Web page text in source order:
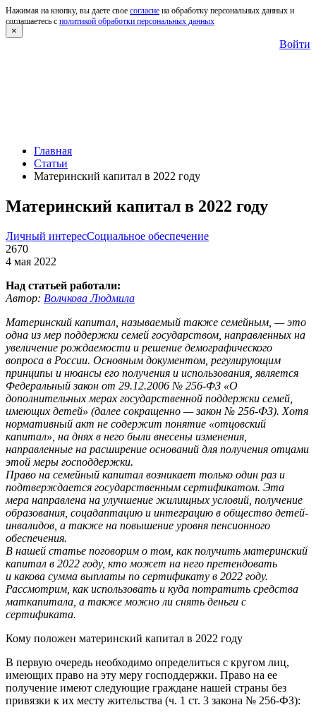
Нажимая на кнопку, вы даете свое согласие на обработку персональных данных и
соглашаетесь с политикой обработки персональных данных
×
Войти
Главная
Статьи
Материнский капитал в 2022 году
Материнский капитал в 2022 году
Личный интересСоциальное обеспечение
2670
4 мая 2022
Над статьей работали:
Автор: Волчкова Людмила
Материнский капитал, называемый также семейным, — это
одна из мер поддержки семей государством, направленных на
увеличение рождаемости и решение демографического
вопроса в России. Основным документом, регулирующим
принципы и нюансы его получения и использования, является
Федеральный закон от 29.12.2006 № 256-ФЗ «О
дополнительных мерах государственной поддержки семей,
имеющих детей» (далее сокращенно — закон № 256-ФЗ). Хотя
нормативный акт не содержит понятие «отцовский
капитал», на днях в него были внесены изменения,
направленные на расширение оснований для получения отцами
этой меры господдержки.
Право на семейный капитал возникает только один раз и
подтверждается государственным сертификатом. Эта
мера направлена на улучшение жилищных условий, получение
образования, соцадаптацию и интеграцию в общество детей-
инвалидов, а также на повышение уровня пенсионного
обеспечения.
В нашей статье поговорим о том, как получить материнский
капитал в 2022 году, кто может на него претендовать
и какова сумма выплаты по сертификату в 2022 году.
Рассмотрим, как использовать и куда потратить средства
маткапитала, а также можно ли снять деньги с
сертификата.
Кому положен материнский капитал в 2022 году
В первую очередь необходимо определиться с кругом лиц,
имеющих право на эту меру господдержки. Право на ее
получение имеют следующие граждане нашей страны без
привязки к их месту жительства (ч. 1 ст. 3 закона № 256-ФЗ):